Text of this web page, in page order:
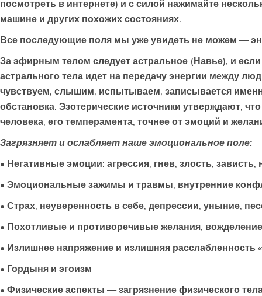
посмотреть в интернете) и с силой нажимайте
машине и других похожих состояниях.
Все последующие поля мы уже увидеть не можем —
За эфирным телом следует астральное (Навье), и
астрального тела идет на передачу энергии между
чувствуем, слышим, испытываем, записывается
обстановка. Эзотерические источники утверждают,
человека, его темперамента, точнее от эмоций и
Загрязняет и ослабляет наше эмоциональное поле:
• Негативные эмоции: агрессия, гнев, злость,
• Эмоциональные зажимы и травмы, внутренние
• Страх, неуверенность в себе, депрессии, уныние,
• Похотливые и противоречивые желания, вожделение
• Излишнее напряжение и излишняя расслабленность
• Гордыня и эгоизм
• Физические аспекты — загрязнение физического